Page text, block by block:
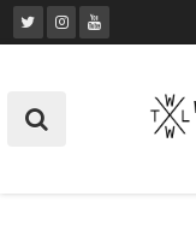
Skip
to